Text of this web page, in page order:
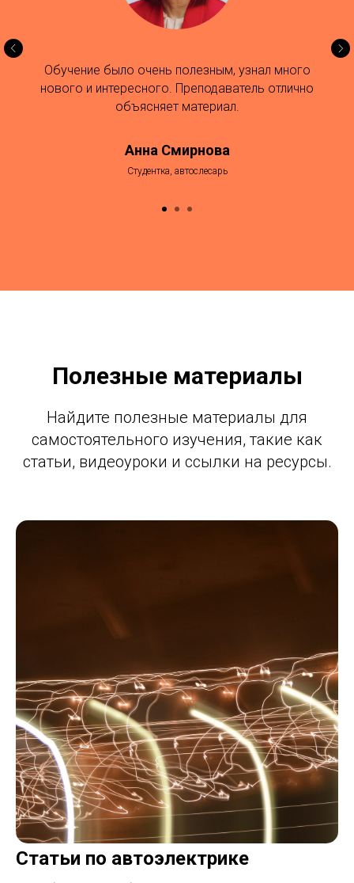
Обучение было очень полезным, узнал много
нового и интересного. Преподаватель отлично
объясняет материал.
Анна Смирнова
Студентка, автослесарь
Полезные материалы
Найдите полезные материалы для
самостоятельного изучения, такие как
статьи, видеоуроки и ссылки на ресурсы.
Статьи по автоэлектрике